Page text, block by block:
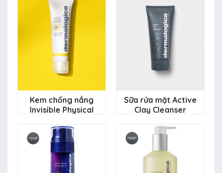
Kem chống nắng
Invisible Physical
1.950.000 đ
Sữa rửa mặt Active
Clay Cleanser
1.410.000 đ